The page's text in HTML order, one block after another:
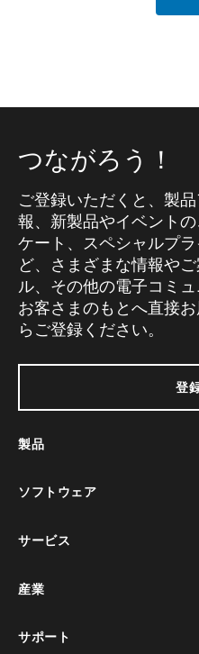
つながろう！
ご登録いただくと、製
報、新製品やイベント
ケート、スペシャルプ
ど、さまざまな情報や
ル、その他の電子コミ
お客さまのもとへ直接
らご登録ください。
登
製品
ソフトウェア
サービス
産業
サポート